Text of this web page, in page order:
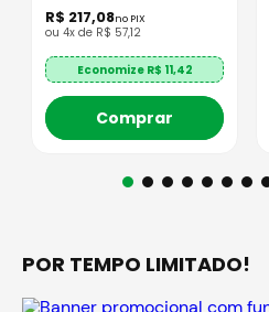
R$ 217,08no PIX
ou 4x de R$ 57,12
Economize R$ 11,42
Comprar
POR TEMPO LIMITADO!